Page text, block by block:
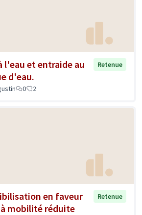
l'eau et entraide au
d'eau.
Retenue
0 2
en faveur
mobilité réduite
Retenue